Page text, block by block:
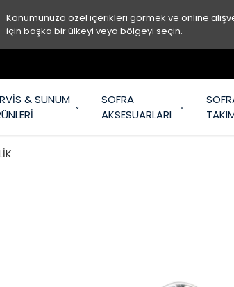
Konumunuza özel içerikleri görmek ve online
için başka bir ülkeyi veya bölgeyi seçin.
& SUNUM
SOFRA
AKSESUARLARI